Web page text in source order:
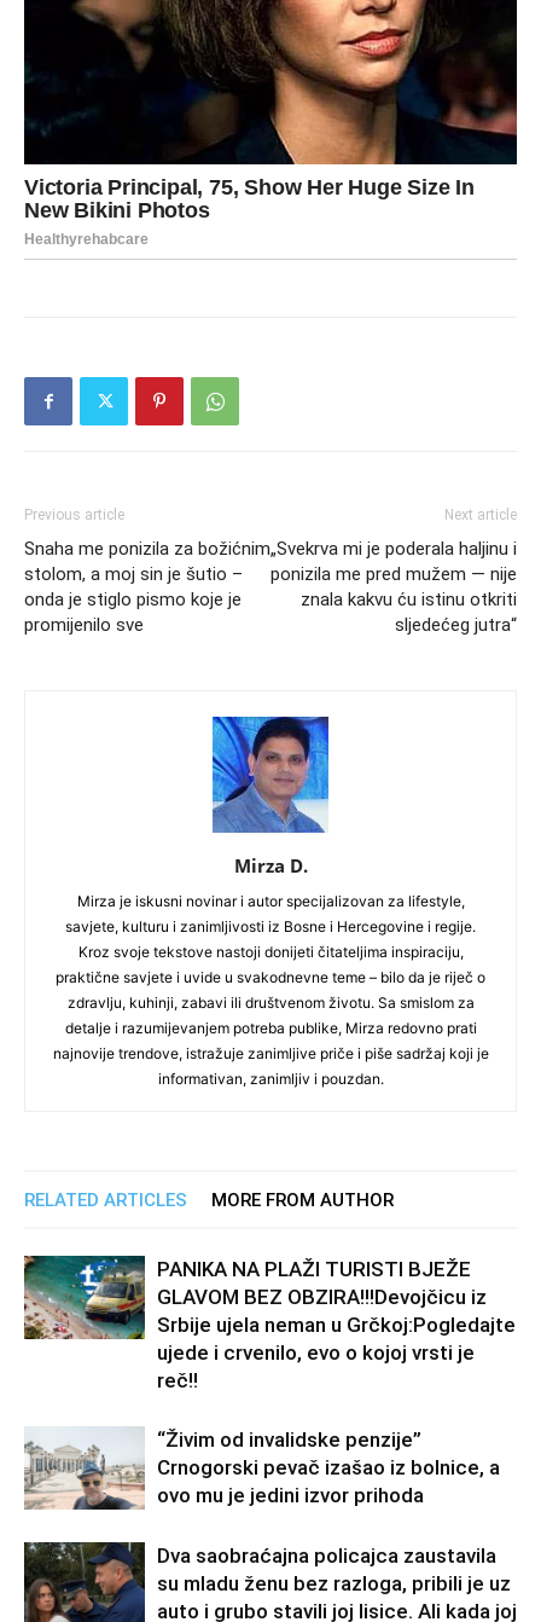
Previous article
Snaha me ponizila za božićnim
stolom, a moj sin je šutio –
onda je stiglo pismo koje je
promijenilo sve
Next article
„Svekrva mi je poderala haljinu i
ponizila me pred mužem — nije
znala kakvu ću istinu otkriti
sljedećeg jutra“
Mirza D.
Mirza je iskusni novinar i autor specijalizovan za lifestyle,
savjete, kulturu i zanimljivosti iz Bosne i Hercegovine i regije.
Kroz svoje tekstove nastoji donijeti čitateljima inspiraciju,
praktične savjete i uvide u svakodnevne teme – bilo da je riječ o
zdravlju, kuhinji, zabavi ili društvenom životu. Sa smislom za
detalje i razumijevanjem potreba publike, Mirza redovno prati
najnovije trendove, istražuje zanimljive priče i piše sadržaj koji je
informativan, zanimljiv i pouzdan.
RELATED ARTICLES MORE FROM AUTHOR
PANIKA NA PLAŽI TURISTI BJEŽE
GLAVOM BEZ OBZIRA!!!Devojčicu iz
Srbije ujela neman u Grčkoj:Pogledajte
ujede i crvenilo, evo o kojoj vrsti je
reč!!
“Živim od invalidske penzije”
Crnogorski pevač izašao iz bolnice, a
ovo mu je jedini izvor prihoda
Dva saobraćajna policajca zaustavila
su mladu ženu bez razloga, pribili je uz
auto i grubo stavili joj lisice. Ali kada joj